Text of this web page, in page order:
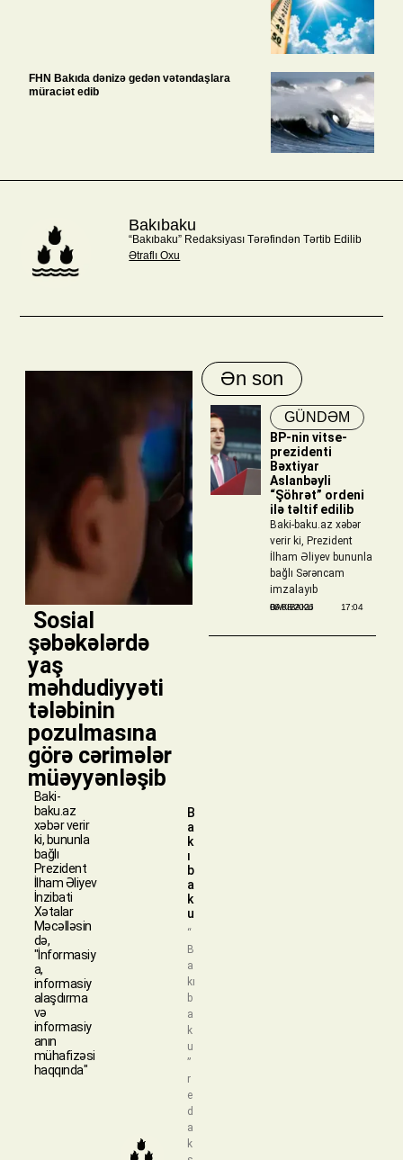
FHN Bakıda dənizə gedən vətəndaşlara
müraciət edib
Bakıbaku
“Bakıbaku” Redaksiyası Tərəfindən Tərtib Edilib
Ətraflı Oxu
​ Sosial
şəbəkələrdə
yaş
məhdudiyyəti
tələbinin
pozulmasına
görə cərimələr
müəyyənləşib
Baki-
baku.az
xəbər verir
ki, bununla
bağlı
Prezident
İlham Əliyev
İnzibati
Xətalar
Məcəlləsin
də,
"İnformasiy
a,
informasiy
alaşdırma
və
informasiy
anın
mühafizəsi
haqqında"
B
a
k
ı
b
a
k
u
“
B
a
kı
b
a
k
u
”
r
e
d
a
k
Ən son
GÜNDƏM
BP-nin vitse-
prezidenti
Bəxtiyar
Aslanbəyli
“Şöhrət” ordeni
ilə təltif edilib
Baki-baku.az xəbər
verir ki, Prezident
İlham Əliyev bununla
bağlı Sərəncam
imzalayıb
BAKIBAKU
06/08/2026 17:04